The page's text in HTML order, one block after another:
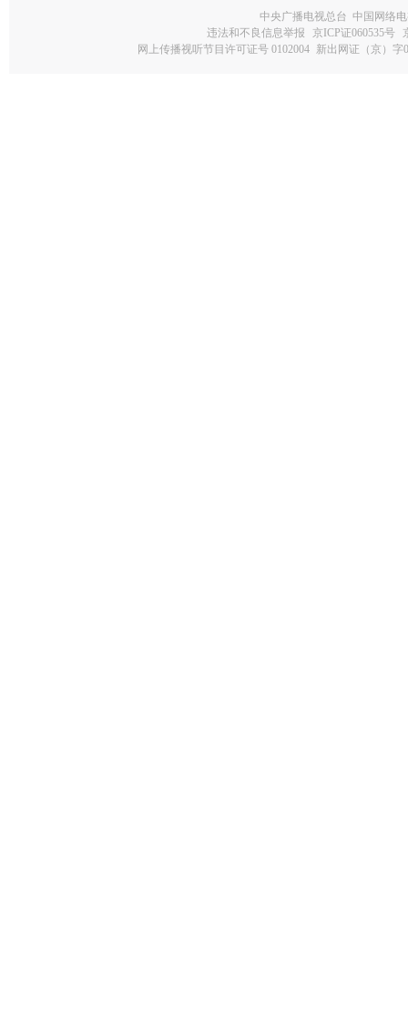
中央广播电视总台 中国网络
违法和不良信息举报
京ICP证060535号
网上传播视听节目许可证号 0102004 新出网证（京）